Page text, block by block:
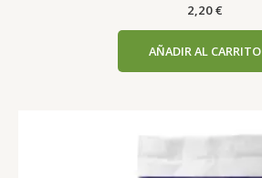
2,20€
AÑADIR AL CARRITO